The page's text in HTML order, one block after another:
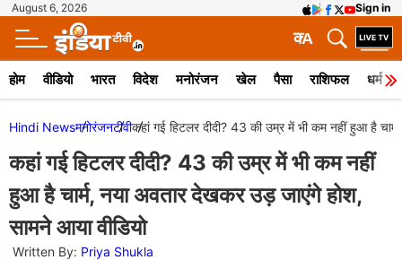
August 6, 2026 Sign in
A
क
होम वीडियो भारत विदेश मनोरंजन खेल पैसा राशिफल धर्म
Hindi Newsमनोरंजनटीवीकहां गई हिटलर दीदी? 43 की उम्र में भी कम नहीं हुआ है
कहां गई हिटलर दीदी? 43 की उम्र में भी कम नहीं
हुआ है चार्म, नया अवतार देखकर उड़ जाएंगे होश,
सामने आया वीडियो
Written By: Priya Shukla